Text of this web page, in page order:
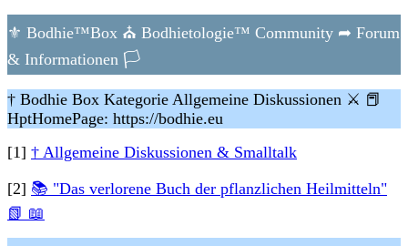
⚜ Bodhie™Box ⛪ Bodhietologie™ Community ➦ Forum
& Informationen 🏳
† Bodhie Box Kategorie Allgemeine Diskussionen ⚔ 📕
HptHomePage: https://bodhie.eu
[1] † Allgemeine Diskussionen & Smalltalk
[2] 📚 "Das verlorene Buch der pflanzlichen Heilmitteln"
📗 📖